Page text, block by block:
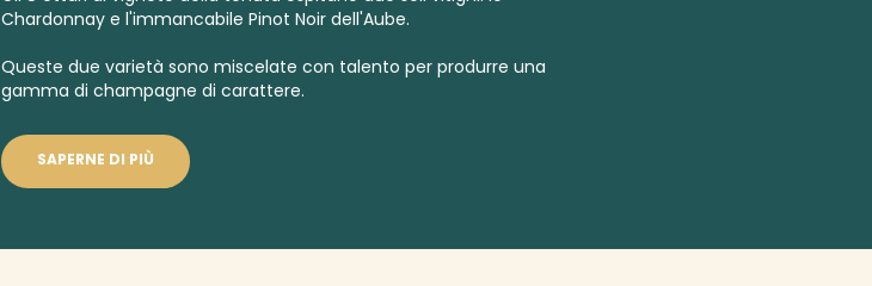
Chardonnay e l'immancabile Pinot Noir dell'Aube.
Queste due varietà sono miscelate con talento per produrre una
gamma di champagne di carattere.
SAPERNE DI PIÙ